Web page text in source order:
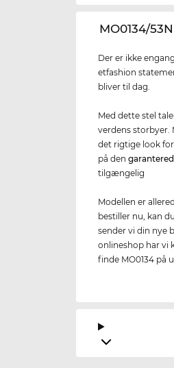
‌MO0134/
Der er ikke
etfashion
bliver til dag.
Med dette stel
verdens storbyer.
det rigtige look
på den
tilgængelig
Modellen er
bestiller nu, kan
sender vi din nye
onlineshop har vi
finde MO0134 på